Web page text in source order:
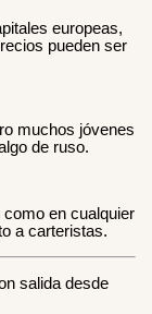
europeas,
pueden ser
muchos jóvenes
de ruso.
en cualquier
a carteristas.
salida desde